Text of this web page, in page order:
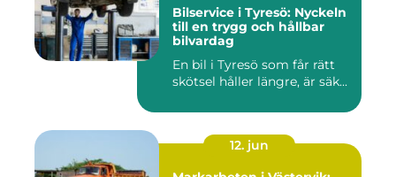
Bilservice i Tyresö: Nyckeln
till en trygg och hållbar
bilvardag
En bil i Tyresö som får rätt
skötsel håller längre, är säk...
12. jun